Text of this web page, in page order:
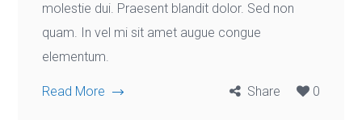
molestie dui. Praesent blandit dolor. Sed non
quam. In vel mi sit amet augue congue
elementum.
Read More Share 0